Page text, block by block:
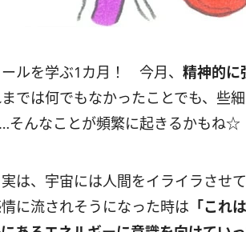
ルを学ぶ1カ月！ 今月、 精神的に
では何でもなかったことでも、些
そんなことが頻繁に起きるかもね☆
、宇宙には人間をイライラさせ
に流されそうになった時は 「これ